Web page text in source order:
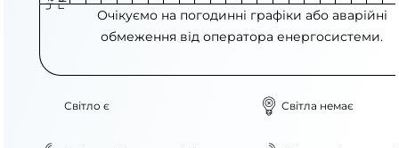
Очікуємо на погодинні графіки або аварійні
обмеження від оператора енергосистеми.
Світло є Світла немає